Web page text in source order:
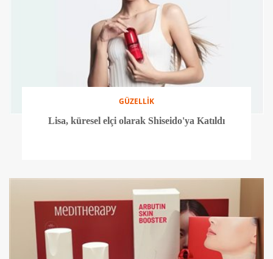
GÜZELLİK
Lisa, küresel elçi olarak Shiseido'ya Katıldı